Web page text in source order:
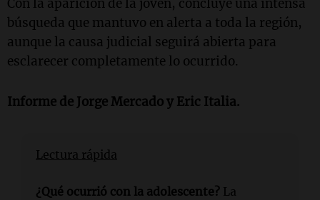
Con la aparición de la joven, concluye una intensa
búsqueda que mantuvo en alerta a toda la región,
aunque la causa judicial seguirá abierta para
esclarecer completamente lo ocurrido.
Informe de Jorge Mercado y Eric Italia.
Lectura rápida
¿Qué ocurrió con la adolescente? La